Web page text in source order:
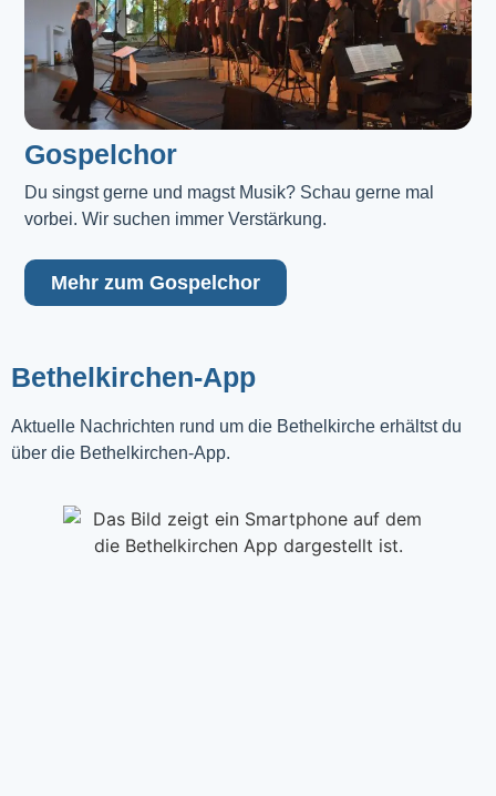
Gospelchor
Du singst gerne und magst Musik? Schau gerne mal
vorbei. Wir suchen immer Verstärkung.
Mehr zum Gospelchor
Bethelkirchen-App
Aktuelle Nachrichten rund um die Bethelkirche erhältst du
über die Bethelkirchen-App.